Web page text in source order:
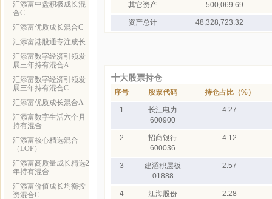
汇添富中盘积极成长混
合C
汇添富优质成长混合C
汇添富港股通专注成长
汇添富数字经济引领发
展三年持有混合A
汇添富数字经济引领发
展三年持有混合C
汇添富优质成长混合A
汇添富数字生活六个月
持有混合
汇添富核心精选混合
（LOF）
汇添富高质量成长精选2
年持有混合
汇添富价值成长均衡投
资混合C
其它资产 500,069.69
资产总计 48,328,723.32
十大股票持仓
序号 股票代码 持仓占比（%）
1
长江电力
600900
4.27
2
招商银行
600036
4.12
3
建滔积层板
01888
2.57
4
江海股份
2.28